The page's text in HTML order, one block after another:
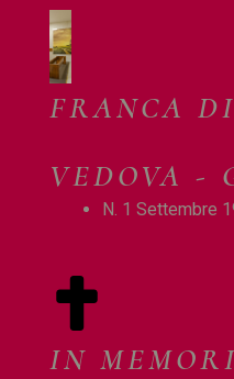
FRANCA
VEDOVA -
N. 1 Settembre
IN